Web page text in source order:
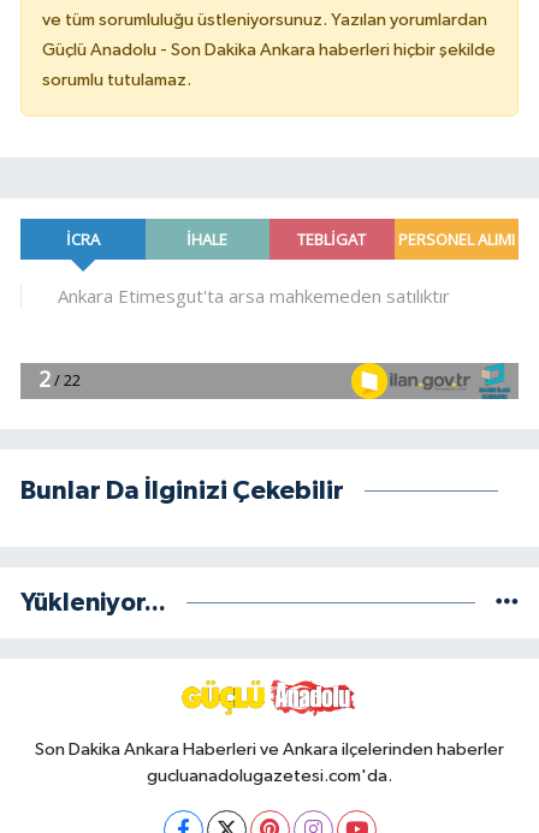
ve tüm sorumluluğu üstleniyorsunuz. Yazılan yorumlardan
Güçlü Anadolu - Son Dakika Ankara haberleri hiçbir şekilde
sorumlu tutulamaz.
Bunlar Da İlginizi Çekebilir
Yükleniyor...
Son Dakika Ankara Haberleri ve Ankara ilçelerinden haberler
gucluanadolugazetesi.com'da.